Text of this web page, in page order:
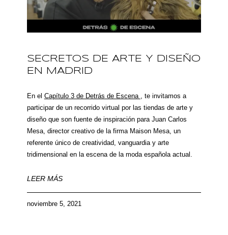
SECRETOS DE ARTE Y DISEÑO
EN MADRID
En el Capítulo 3 de Detrás de Escena , te invitamos a
participar de un recorrido virtual por las tiendas de arte y
diseño que son fuente de inspiración para Juan Carlos
Mesa, director creativo de la firma Maison Mesa, un
referente único de creatividad, vanguardia y arte
tridimensional en la escena de la moda española actual.
LEER MÁS
noviembre 5, 2021